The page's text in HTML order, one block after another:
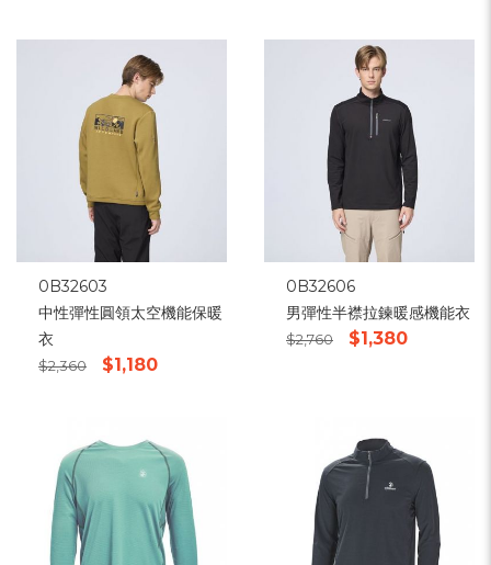
0B32603
中性彈性圓領太空機能保暖
衣
$2,360 $1,180
0B32606
男彈性半襟拉鍊暖感機能衣
$2,760 $1,380